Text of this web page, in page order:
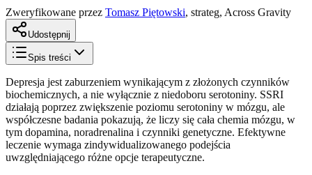
Zweryfikowane przez Tomasz Piętowski, strateg, Across Gravity
Udostępnij
Spis treści
Depresja jest zaburzeniem wynikającym z złożonych czynników
biochemicznych, a nie wyłącznie z niedoboru serotoniny. SSRI
działają poprzez zwiększenie poziomu serotoniny w mózgu, ale
współczesne badania pokazują, że liczy się cała chemia mózgu, w
tym dopamina, noradrenalina i czynniki genetyczne. Efektywne
leczenie wymaga zindywidualizowanego podejścia
uwzględniającego różne opcje terapeutyczne.